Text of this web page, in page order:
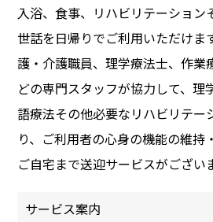
介護老人保健施設 アップル
アップル学園前 在宅介護支
アップル学園前 ヘルパース
看護小規模多機能型居宅介護
入浴、食事、リハビリテーション
世話を日帰りでご利用いただけま
護・介護職員、理学療法士、作業
どの専門スタッフが協力して、理
語療法その他必要なリハビリテー
り、ご利用者の心身の機能の維持
ご自宅まで送迎サービスがござい
サービス案内